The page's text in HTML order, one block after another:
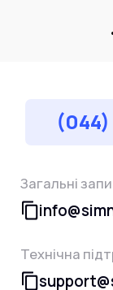
Загальні
Технічна